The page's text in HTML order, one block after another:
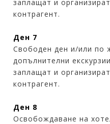
заплащат и
контрагент.
Ден 7
Свободен ден и/или по
допълнителни
заплащат и
контрагент.
Ден 8
Освобождаване на